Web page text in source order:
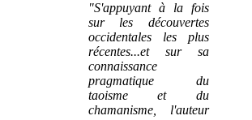
"S'appuyant à la fois
sur les découvertes
occidentales les plus
récentes...et sur sa
connaissance
pragmatique du
taoisme et du
chamanisme, l'auteur